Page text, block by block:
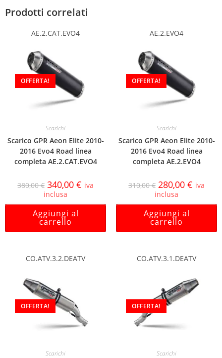
Prodotti correlati
AE.2.CAT.EVO4
OFFERTA!
Scarichi
Scarico GPR Aeon Elite 2010-
2016 Evo4 Road linea
completa AE.2.CAT.EVO4
380,00€ 340,00 € iva
inclusa
Aggiungi al
carrello
AE.2.EVO4
OFFERTA!
Scarichi
Scarico GPR Aeon Elite 2010-
2016 Evo4 Road linea
completa AE.2.EVO4
310,00€ 280,00 € iva
inclusa
Aggiungi al
carrello
CO.ATV.3.2.DEATV
OFFERTA!
Scarichi
CO.ATV.3.1.DEATV
OFFERTA!
Scarichi